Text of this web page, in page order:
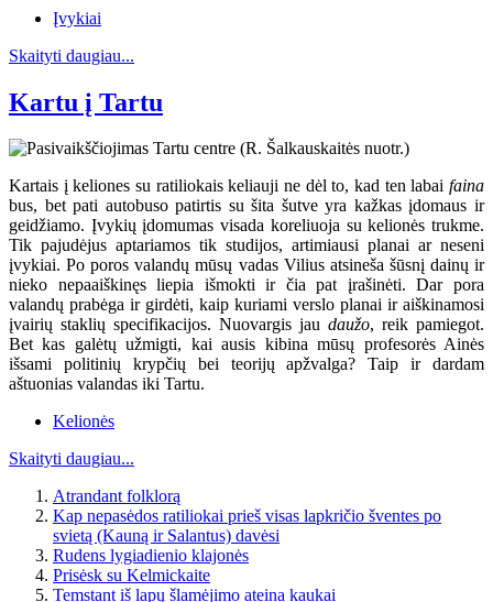
Įvykiai
Skaityti daugiau...
Kartu į Tartu
Kartais į keliones su ratiliokais keliauji ne dėl to, kad ten labai faina
bus, bet pati autobuso patirtis su šita šutve yra kažkas įdomaus ir
geidžiamo. Įvykių įdomumas visada koreliuoja su kelionės trukme.
Tik pajudėjus aptariamos tik studijos, artimiausi planai ar neseni
įvykiai. Po poros valandų mūsų vadas Vilius atsineša šūsnį dainų ir
nieko nepaaiškinęs liepia išmokti ir čia pat įrašinėti. Dar pora
valandų prabėga ir girdėti, kaip kuriami verslo planai ir aiškinamosi
įvairių staklių specifikacijos. Nuovargis jau daužo, reik pamiegot.
Bet kas galėtų užmigti, kai ausis kibina mūsų profesorės Ainės
išsami politinių krypčių bei teorijų apžvalga? Taip ir dardam
aštuonias valandas iki Tartu.
Kelionės
Skaityti daugiau...
Atrandant folklorą
Kap nepasėdos ratiliokai prieš visas lapkričio šventes po
svietą (Kauną ir Salantus) davėsi
Rudens lygiadienio klajonės
Prisėsk su Kelmickaite
Temstant iš lapų šlamėjimo ateina kaukai